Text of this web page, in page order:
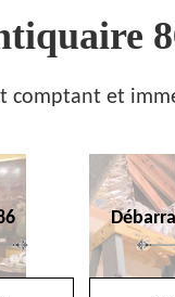
comptant et